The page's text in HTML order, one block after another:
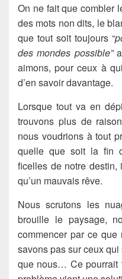
On ne fait que combler
des mots non dits, le
que tout soit toujours “
des mondes possible”
aimons, pour ceux à
d’en savoir davantage.
Lorsque tout va en
trouvons plus de
nous voudrions à tout
quelle que soit la fin
ficelles de notre destin,
qu’un mauvais rêve.
Nous scrutons les
brouille le paysage,
commencer par ce
savons pas sur ceux
que nous… Ce pourrait